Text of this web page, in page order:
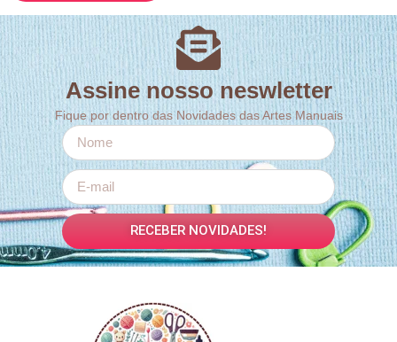
Assine nosso neswletter
Fique por dentro das Novidades das Artes Manuais
RECEBER NOVIDADES!